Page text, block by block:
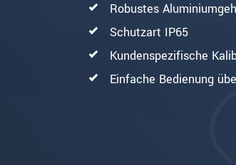
Robustes
Schutzart IP65
Kundenspezifische
Einfache Bedienung